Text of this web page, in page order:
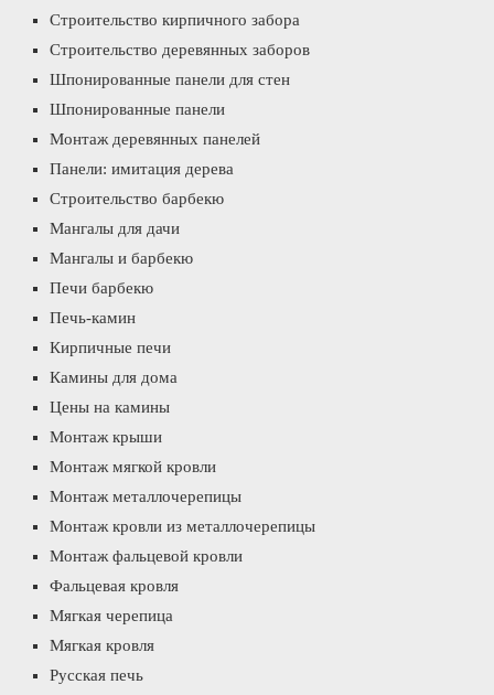
Строительство кирпичного забора
Строительство деревянных заборов
Шпонированные панели для стен
Шпонированные панели
Монтаж деревянных панелей
Панели: имитация дерева
Строительство барбекю
Мангалы для дачи
Мангалы и барбекю
Печи барбекю
Печь-камин
Кирпичные печи
Камины для дома
Цены на камины
Монтаж крыши
Монтаж мягкой кровли
Монтаж металлочерепицы
Монтаж кровли из металлочерепицы
Монтаж фальцевой кровли
Фальцевая кровля
Мягкая черепица
Мягкая кровля
Русская печь